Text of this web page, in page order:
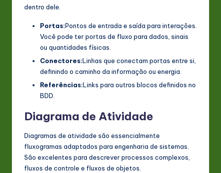
dentro dele.
Portas:Pontos de entrada e saída para interações.
Você pode ter portas de fluxo para dados, sinais
ou quantidades físicas.
Conectores:Linhas que conectam portas entre si,
definindo o caminho da informação ou energia.
Referências:Links para outros blocos definidos no
BDD.
Diagrama de Atividade
Diagramas de atividade são essencialmente
fluxogramas adaptados para engenharia de sistemas.
São excelentes para descrever processos complexos,
fluxos de controle e fluxos de objetos.